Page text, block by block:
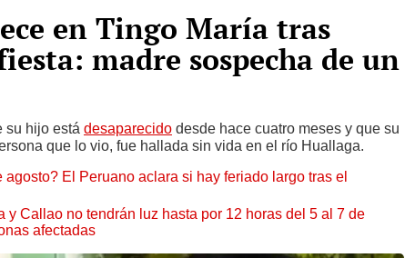
en Tingo María tras
madre sospecha de un
su hijo está desaparecido desde hace cuatro meses y que su
que lo vio, fue hallada sin vida en el río Huallaga.
El Peruano aclara si hay feriado largo tras el
y Callao no tendrán luz hasta por 12 horas del 5 al 7 de
afectadas